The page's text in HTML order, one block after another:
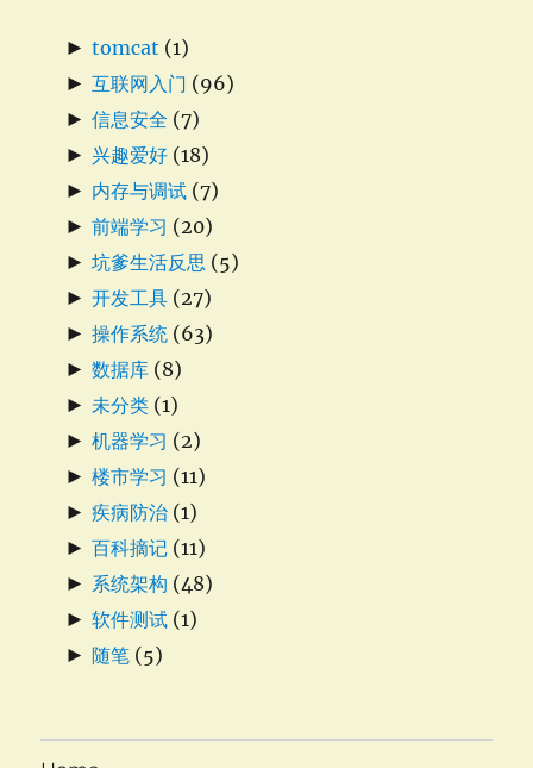
► tomcat (1)
► 互联网入门 (96)
► 信息安全 (7)
► 兴趣爱好 (18)
► 内存与调试 (7)
► 前端学习 (20)
► 坑爹生活反思 (5)
► 开发工具 (27)
► 操作系统 (63)
► 数据库 (8)
► 未分类 (1)
► 机器学习 (2)
► 楼市学习 (11)
► 疾病防治 (1)
► 百科摘记 (11)
► 系统架构 (48)
► 软件测试 (1)
► 随笔 (5)